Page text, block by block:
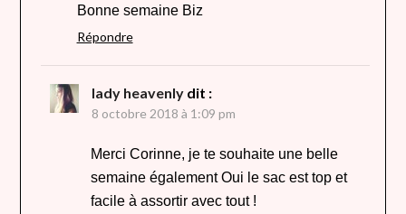
Bonne semaine Biz
Répondre
lady heavenly dit :
8 octobre 2018 à 1:09 pm
Merci Corinne, je te souhaite une belle
semaine également Oui le sac est top et
facile à assortir avec tout !